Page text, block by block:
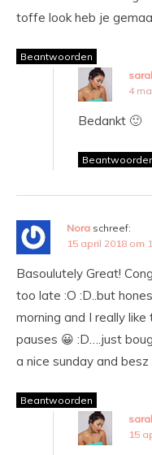
toffe look heb je
Beantwoorden
4
Bedankt 🙂
Nora schreef:
15 april 2018 om
Basoulutely Great!
too late :O :D..but
morning and I really
pauses 😀 :D….just
a nice sunday and besz
Beantwoorden
15